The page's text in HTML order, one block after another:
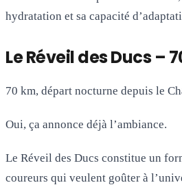
hydratation et sa capacité
Le Réveil des Ducs –
70 km, départ nocturne depuis le
Oui, ça annonce déjà l’ambiance.
Le Réveil des Ducs constitue un
coureurs qui veulent goûter à